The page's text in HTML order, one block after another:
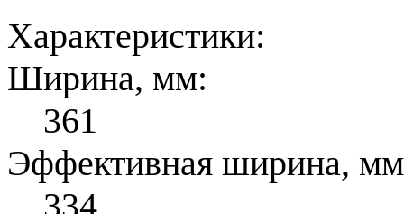
Характеристики:
Ширина, мм:
361
Эффективная ширина,
334